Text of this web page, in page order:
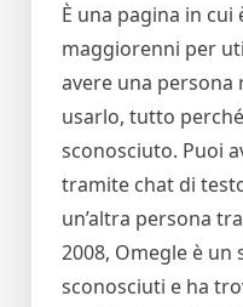
È una pagina in cui
maggiorenni per
avere una persona
usarlo, tutto
sconosciuto. Puoi
tramite chat di
un’altra persona
2008, Omegle è
sconosciuti e ha